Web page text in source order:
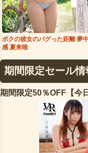
ボクの彼女のバグった距離
感 夏来唯
夢
期間限定セール情
期間限定50％OFF【今